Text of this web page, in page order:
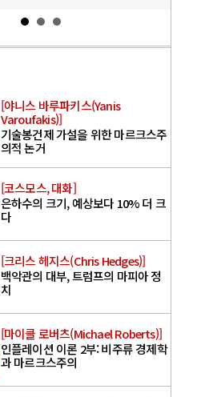
[야니스 바루파키스(Yanis
Varoufakis)]
기술봉건제 가설을 위한 마르크스주
의적 논거
[코스모스, 대화]
은하수의 크기, 예상보다 10% 더 크
다
[크리스 헤지스(Chris Hedges)]
백악관의 대부, 트럼프의 마피아 정
치
[마이클 로버츠(Michael Roberts)]
인플레이션 이론 2부: 비주류 경제학
과 마르크스주의